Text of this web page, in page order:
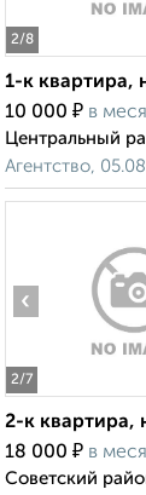
2/8
1-к квартира,
10 000 ₽ в
Центральный
Агентство,
2/7
‹
2-к квартира,
18 000 ₽ в
Советский